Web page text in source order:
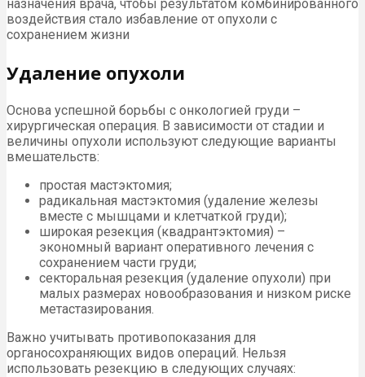
назначения врача, чтобы результатом комбинированного
воздействия стало избавление от опухоли с
сохранением жизни
Удаление опухоли
Основа успешной борьбы с онкологией груди –
хирургическая операция. В зависимости от стадии и
величины опухоли используют следующие варианты
вмешательств:
простая мастэктомия;
радикальная мастэктомия (удаление железы
вместе с мышцами и клетчаткой груди);
широкая резекция (квадрантэктомия) –
экономный вариант оперативного лечения с
сохранением части груди;
секторальная резекция (удаление опухоли) при
малых размерах новообразования и низком риске
метастазирования.
Важно учитывать противопоказания для
органосохраняющих видов операций. Нельзя
использовать резекцию в следующих случаях: